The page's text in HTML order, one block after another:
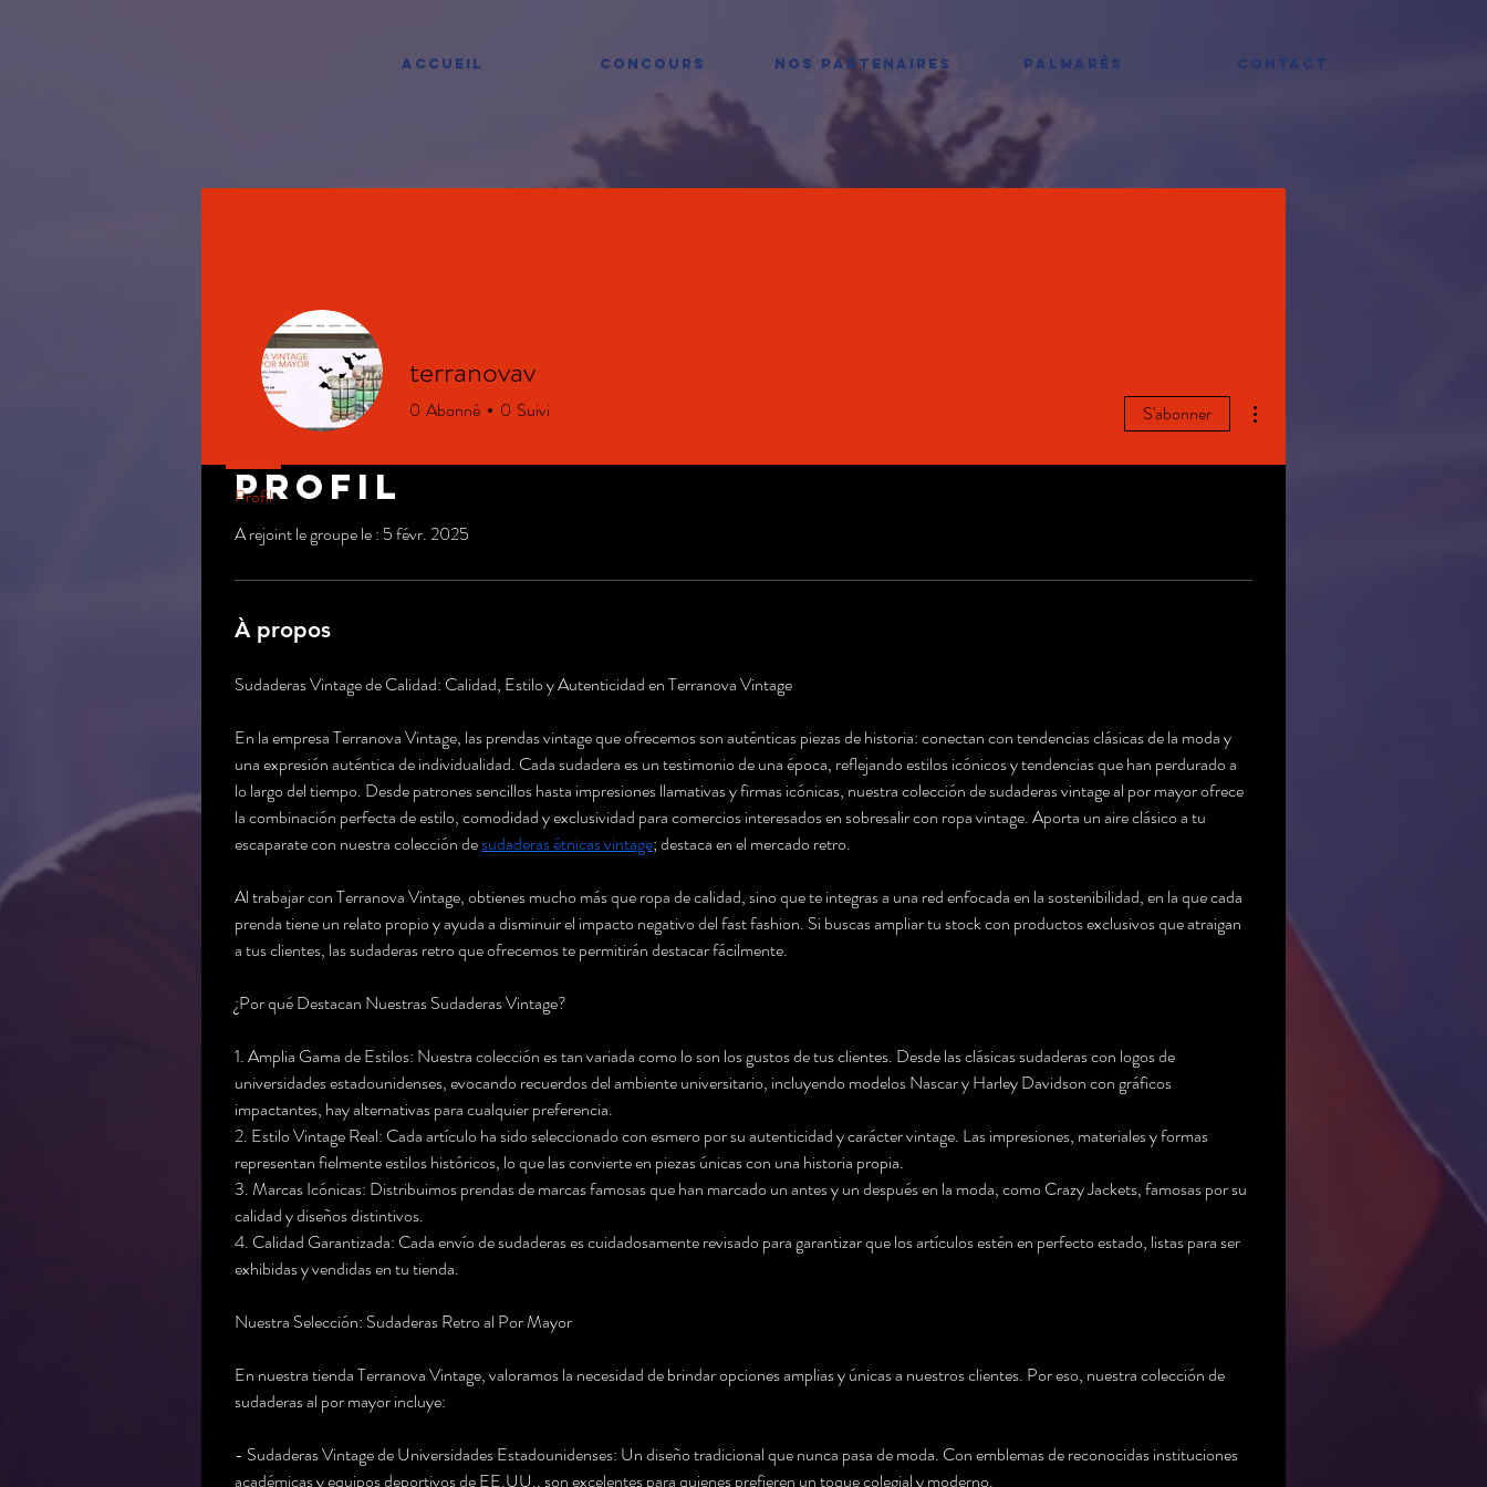
ACCUEIL CONCOURS NOS PARTENAIRES PALMARÈS CONTACT
Profil
A rejoint le groupe le : 5 févr. 2025
À propos
Sudaderas Vintage de Calidad: Calidad, Estilo y Autenticidad en Terranova Vintage
En la empresa Terranova Vintage, las prendas vintage que ofrecemos son auténticas piezas de historia: conectan con tendencias clásicas de la moda y
una expresión auténtica de individualidad. Cada sudadera es un testimonio de una época, reflejando estilos icónicos y tendencias que han perdurado a
lo largo del tiempo. Desde patrones sencillos hasta impresiones llamativas y firmas icónicas, nuestra colección de sudaderas vintage al por mayor ofrece
la combinación perfecta de estilo, comodidad y exclusividad para comercios interesados en sobresalir con ropa vintage. Aporta un aire clásico a tu
escaparate con nuestra colección de sudaderas étnicas vintage; destaca en el mercado retro.
Al trabajar con Terranova Vintage, obtienes mucho más que ropa de calidad, sino que te integras a una red enfocada en la sostenibilidad, en la que cada
prenda tiene un relato propio y ayuda a disminuir el impacto negativo del fast fashion. Si buscas ampliar tu stock con productos exclusivos que atraigan
a tus clientes, las sudaderas retro que ofrecemos te permitirán destacar fácilmente.
¿Por qué Destacan Nuestras Sudaderas Vintage?
1. Amplia Gama de Estilos: Nuestra colección es tan variada como lo son los gustos de tus clientes. Desde las clásicas sudaderas con logos de
universidades estadounidenses, evocando recuerdos del ambiente universitario, incluyendo modelos Nascar y Harley Davidson con gráficos
impactantes, hay alternativas para cualquier preferencia.
2. Estilo Vintage Real: Cada artículo ha sido seleccionado con esmero por su autenticidad y carácter vintage. Las impresiones, materiales y formas
representan fielmente estilos históricos, lo que las convierte en piezas únicas con una historia propia.
3. Marcas Icónicas: Distribuimos prendas de marcas famosas que han marcado un antes y un después en la moda, como Crazy Jackets, famosas por su
calidad y diseños distintivos.
4. Calidad Garantizada: Cada envío de sudaderas es cuidadosamente revisado para garantizar que los artículos estén en perfecto estado, listas para ser
exhibidas y vendidas en tu tienda.
Nuestra Selección: Sudaderas Retro al Por Mayor
En nuestra tienda Terranova Vintage, valoramos la necesidad de brindar opciones amplias y únicas a nuestros clientes. Por eso, nuestra colección de
sudaderas al por mayor incluye:
- Sudaderas Vintage de Universidades Estadounidenses: Un diseño tradicional que nunca pasa de moda. Con emblemas de reconocidas instituciones
académicas y equipos deportivos de EE.UU., son excelentes para quienes prefieren un toque colegial y moderno.
terranovav
0 Abonné 0 Suivi S'abonner
Profil